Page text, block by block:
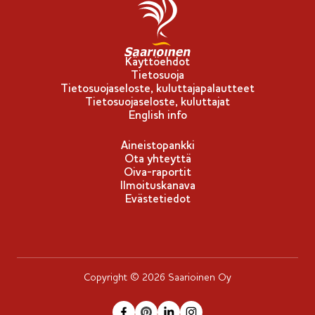
Käyttöehdot
Tietosuoja
Tietosuojaseloste, kuluttajapalautteet
Tietosuojaseloste, kuluttajat
English info
Aineistopankki
Ota yhteyttä
Oiva-raportit
Ilmoituskanava
Evästetiedot
Copyright © 2026 Saarioinen Oy